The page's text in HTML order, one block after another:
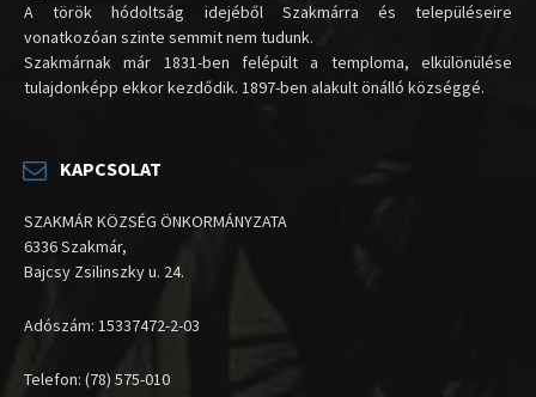
A török hódoltság idejéből Szakmárra és településeire
vonatkozóan szinte semmit nem tudunk.
Szakmárnak már 1831-ben felépült a temploma, elkülönülése
tulajdonképp ekkor kezdődik. 1897-ben alakult önálló községgé.
KAPCSOLAT
SZAKMÁR KÖZSÉG ÖNKORMÁNYZATA
6336 Szakmár,
Bajcsy Zsilinszky u. 24.
Adószám: 15337472-2-03
Telefon: (78) 575-010